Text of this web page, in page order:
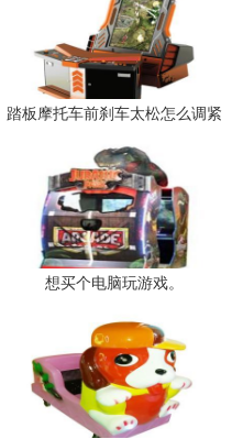
踏板摩托车前刹车太松怎么调紧
想买个电脑玩游戏。